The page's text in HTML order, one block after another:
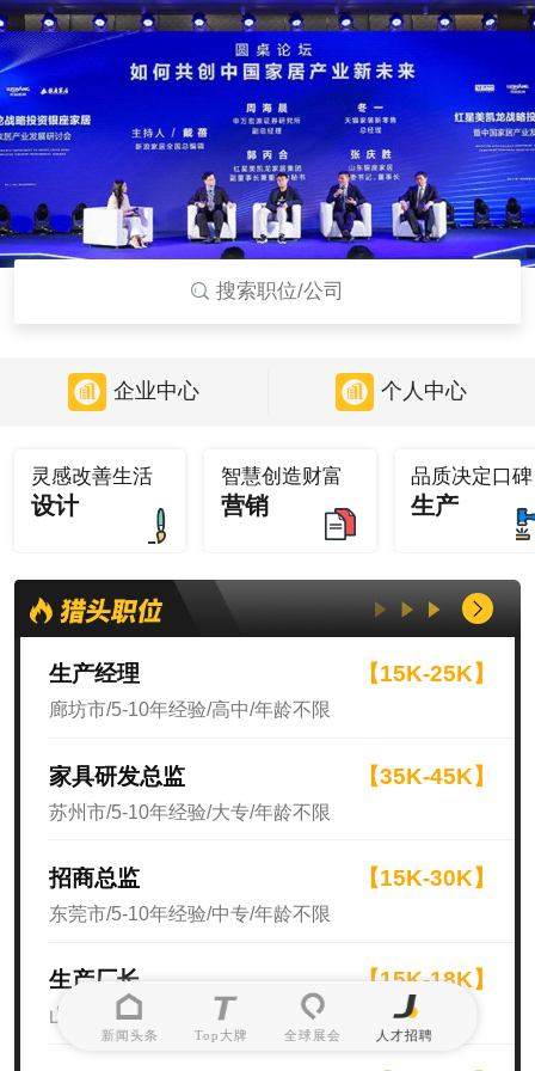
搜索职位/公司
企业中心 个人中心
灵感改善生活
设计
智慧创造财富
营销
品质决定口碑
生产
生产经理 【15K-25K】
廊坊市/5-10年经验/高中/年龄不限
家具研发总监 【35K-45K】
苏州市/5-10年经验/大专/年龄不限
招商总监 【15K-30K】
东莞市/5-10年经验/中专/年龄不限
生产厂长 【15K-18K】
山东省/10年以上经验/高中/年龄不限
新闻头条 Top大牌 全球展会 人才招聘